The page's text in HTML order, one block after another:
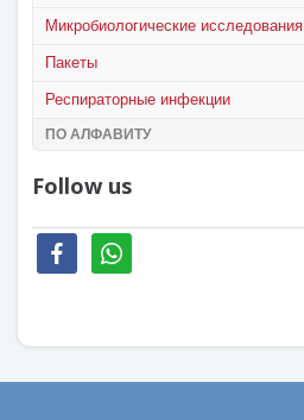
Микробиологические исследования
Пакеты
Респираторные инфекции
ПО АЛФАВИТУ
Follow us
facebookwhatsapp